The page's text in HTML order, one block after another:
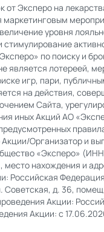
от Эксперо на
маркетинговым
уровня
стимулирование
по поиску и
является лотереей,
игр, пари,
на действия,
Сайта,
иных Акций АО
Акции/Организатор и
«Эксперо»
место нахождения и
Российская
Советская, д. 36,
Акции:
Акции: с